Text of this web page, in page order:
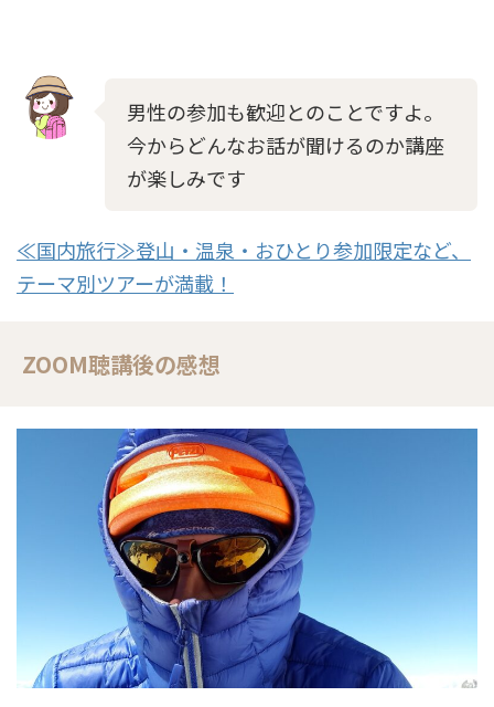
男性の参加も歓迎とのことですよ。
今からどんなお話が聞けるのか講座
が楽しみです
≪国内旅行≫登山・温泉・おひとり参加限定など、
テーマ別ツアーが満載！
ZOOM聴講後の感想